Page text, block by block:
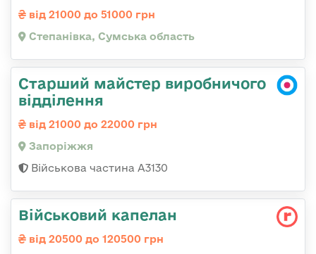
від 21000 до 51000 грн
Степанівка, Сумська область
Старший майстер виробничого
відділення
від 21000 до 22000 грн
Запоріжжя
Військова частина А3130
Військовий капелан
від 20500 до 120500 грн